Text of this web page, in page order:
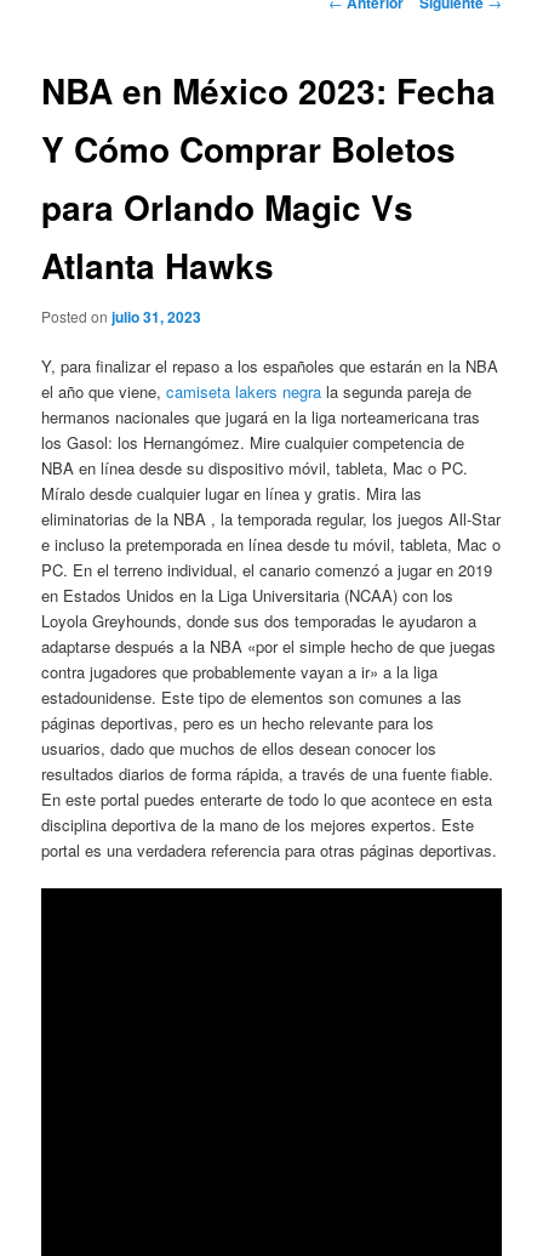
NBA en México 2023: Fecha
Y Cómo Comprar Boletos
para Orlando Magic Vs
Atlanta Hawks
Posted onjulio 31, 2023
Y, para finalizar el repaso a los españoles que estarán en la NBA
el año que viene,camiseta lakers negra la segunda pareja de
hermanos nacionales que jugará en la liga norteamericana tras
los Gasol: los Hernangómez. Mire cualquier competencia de
NBA en línea desde su dispositivo móvil, tableta, Mac o PC.
Míralo desde cualquier lugar en línea y gratis. Mira las
eliminatorias de la NBA , la temporada regular, los juegos All-Star
e incluso la pretemporada en línea desde tu móvil, tableta, Mac o
PC. En el terreno individual, el canario comenzó a jugar en 2019
en Estados Unidos en la Liga Universitaria (NCAA) con los
Loyola Greyhounds, donde sus dos temporadas le ayudaron a
adaptarse después a la NBA «por el simple hecho de que juegas
contra jugadores que probablemente vayan a ir» a la liga
estadounidense. Este tipo de elementos son comunes a las
páginas deportivas, pero es un hecho relevante para los
usuarios, dado que muchos de ellos desean conocer los
resultados diarios de forma rápida, a través de una fuente fiable.
En este portal puedes enterarte de todo lo que acontece en esta
disciplina deportiva de la mano de los mejores expertos. Este
portal es una verdadera referencia para otras páginas deportivas.